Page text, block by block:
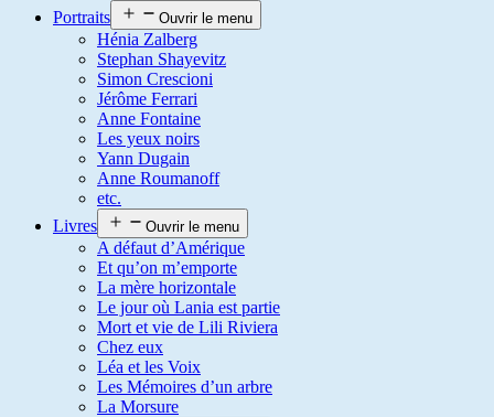
Portraits
Ouvrir le menu
Hénia Zalberg
Stephan Shayevitz
Simon Crescioni
Jérôme Ferrari
Anne Fontaine
Les yeux noirs
Yann Dugain
Anne Roumanoff
etc.
Livres
Ouvrir le menu
A défaut d’Amérique
Et qu’on m’emporte
La mère horizontale
Le jour où Lania est partie
Mort et vie de Lili Riviera
Chez eux
Léa et les Voix
Les Mémoires d’un arbre
La Morsure